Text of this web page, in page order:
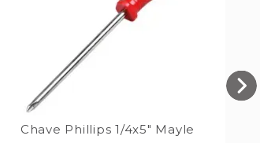
Chave Phillips 1/4x5" Mayle